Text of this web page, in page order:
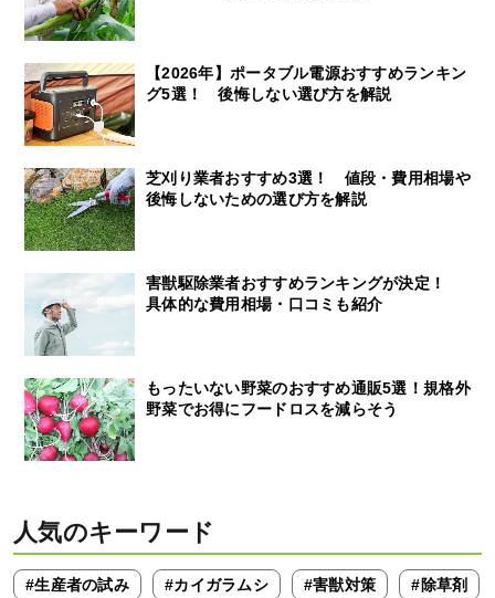
【2026年】ポータブル電源おすすめランキン
グ5選！ 後悔しない選び方を解説
芝刈り業者おすすめ3選！ 値段・費用相場や
後悔しないための選び方を解説
害獣駆除業者おすすめランキングが決定！
具体的な費用相場・口コミも紹介
もったいない野菜のおすすめ通販5選！規格外
野菜でお得にフードロスを減らそう
人気のキーワード
#生産者の試み #カイガラムシ #害獣対策 #除草剤